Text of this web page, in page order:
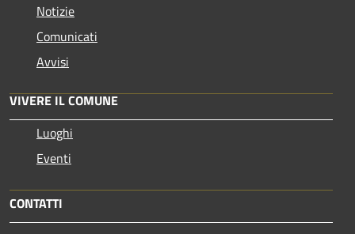
Notizie
Comunicati
Avvisi
VIVERE IL COMUNE
Luoghi
Eventi
CONTATTI